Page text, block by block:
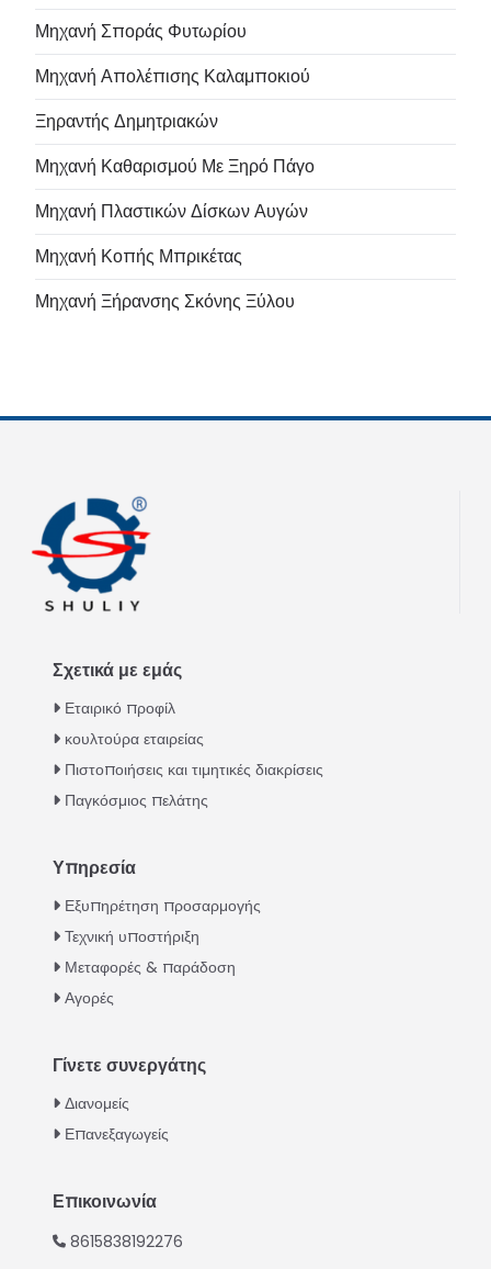
Μηχανή Σποράς Φυτωρίου
Μηχανή Απολέπισης Καλαμποκιού
Ξηραντής Δημητριακών
Μηχανή Καθαρισμού Με Ξηρό Πάγο
Μηχανή Πλαστικών Δίσκων Αυγών
Μηχανή Κοπής Μπρικέτας
Μηχανή Ξήρανσης Σκόνης Ξύλου
Σχετικά με εμάς
Εταιρικό προφίλ
κουλτούρα εταιρείας
Πιστοποιήσεις και τιμητικές διακρίσεις
Παγκόσμιος πελάτης
Υπηρεσία
Εξυπηρέτηση προσαρμογής
Τεχνική υποστήριξη
Μεταφορές & παράδοση
Αγορές
Γίνετε συνεργάτης
Διανομείς
Επανεξαγωγείς
Επικοινωνία
8615838192276
Turkish
Swahili
Urdu
Italian